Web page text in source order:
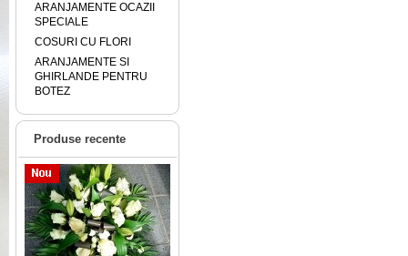
ARANJAMENTE OCAZII
SPECIALE
COSURI CU FLORI
ARANJAMENTE SI
GHIRLANDE PENTRU
BOTEZ
Produse recente